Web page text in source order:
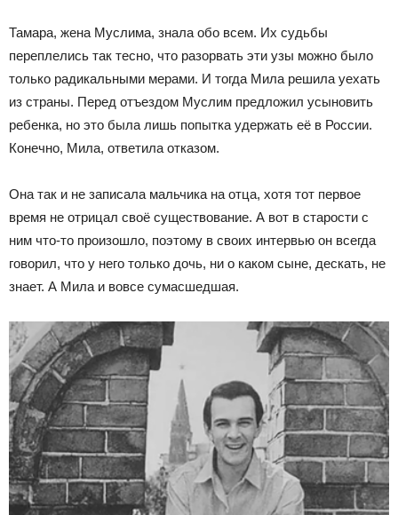
Тамара, жена Муслима, знала обо всем. Их судьбы
переплелись так тесно, что разорвать эти узы можно было
только радикальными мерами. И тогда Мила решила уехать
из страны. Перед отъездом Муслим предложил усыновить
ребенка, но это была лишь попытка удержать её в России.
Конечно, Мила, ответила отказом.
Она так и не записала мальчика на отца, хотя тот первое
время не отрицал своё существование. А вот в старости с
ним что-то произошло, поэтому в своих интервью он всегда
говорил, что у него только дочь, ни о каком сыне, дескать, не
знает. А Мила и вовсе сумасшедшая.